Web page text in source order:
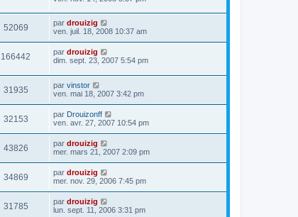
52069 par drouizig
ven. juil. 18, 2008 10:37 am
166442 par drouizig
dim. sept. 23, 2007 5:54 pm
31935 par vinstor
ven. mai 18, 2007 3:42 pm
32153 par Drouizonff
ven. avr. 27, 2007 10:54 pm
43826 par drouizig
mer. mars 21, 2007 2:09 pm
34869 par drouizig
mer. nov. 29, 2006 7:45 pm
31785 par drouizig
lun. sept. 11, 2006 3:31 pm